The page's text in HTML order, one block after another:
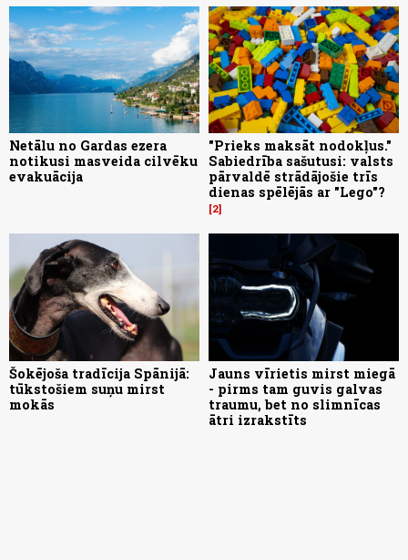
Netālu no Gardas ezera
notikusi masveida cilvēku
evakuācija
"Prieks maksāt nodokļus."
Sabiedrība sašutusi: valsts
pārvaldē strādājošie trīs
dienas spēlējās ar "Lego"?
2
Šokējoša tradīcija Spānijā:
tūkstošiem suņu mirst
mokās
Jauns vīrietis mirst miegā
- pirms tam guvis galvas
traumu, bet no slimnīcas
ātri izrakstīts